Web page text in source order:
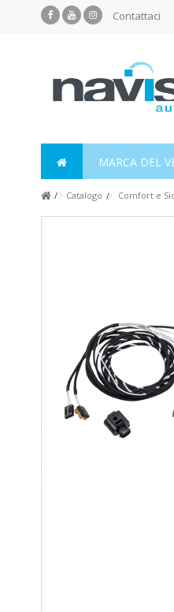
Contattaci
MARCA DEL
Catalogo Comfort e